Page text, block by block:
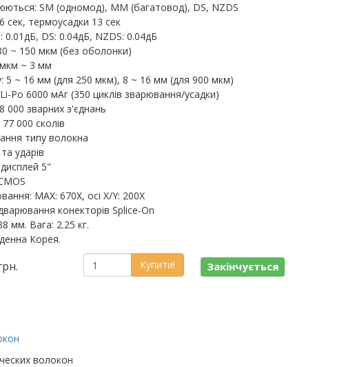
SM (одномод), MM (багатовод), DS, NZDS
сек, термоусадки 13 сек
DS: 0.04дБ, NZDS: 0.04дБ
~ 150 мкм (без оболонки)
~ 3 мм
5 ~ 16 мм (для 250 мкм), 8 ~ 16 мм (для 900 мкм)
Po 6000 мАг (350 циклів зварювання/усадки)
000 зварних з'єднань
000 сколів
типу волокна
ударів
5"
MAX: 670X, осі X/Y: 200X
конекторів Splice-On
мм. Вага: 2.25 кг.
Корея.
Купити! Закінчується
волокон